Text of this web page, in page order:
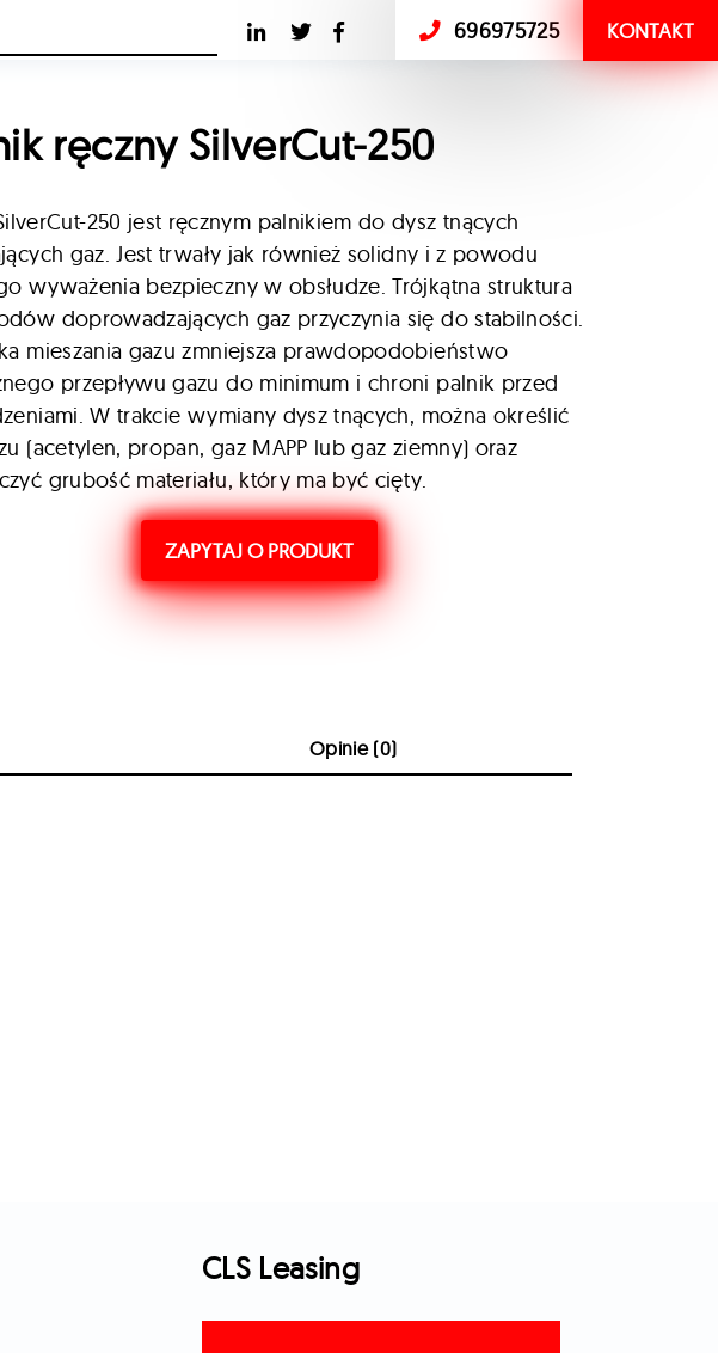
696975725 KONTAKT
ręczny SilverCut-250
250 jest ręcznym palnikiem do dysz tnących
gaz. Jest trwały jak również solidny i z powodu
wyważenia bezpieczny w obsłudze. Trójkątna struktura
doprowadzających gaz przyczynia się do stabilności.
mieszania gazu zmniejsza prawdopodobieństwo
przepływu gazu do minimum i chroni palnik przed
W trakcie wymiany dysz tnących, można określić
(acetylen, propan, gaz MAPP lub gaz ziemny) oraz
grubość materiału, który ma być cięty.
ZAPYTAJ O PRODUKT
Opinie (0)
CLS Leasing